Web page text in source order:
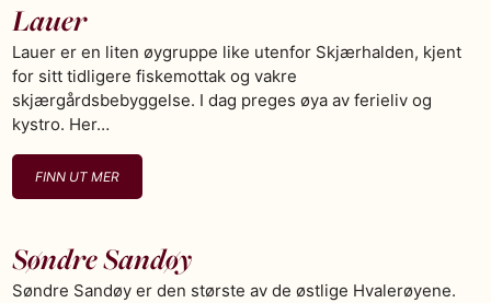
Lauer
Lauer er en liten øygruppe like utenfor Skjærhalden, kjent
for sitt tidligere fiskemottak og vakre
skjærgårdsbebyggelse. I dag preges øya av ferieliv og
kystro. Her…
FINN UT MER
Søndre Sandøy
Søndre Sandøy er den største av de østlige Hvalerøyene.